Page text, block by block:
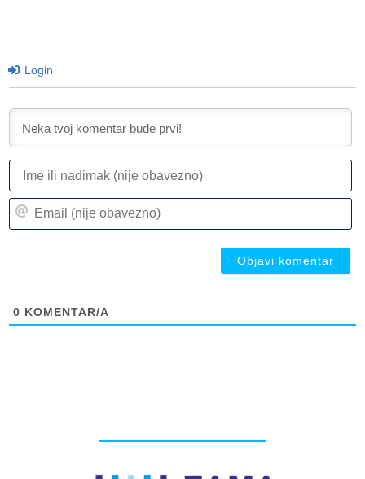
Login
0 KOMENTAR/A